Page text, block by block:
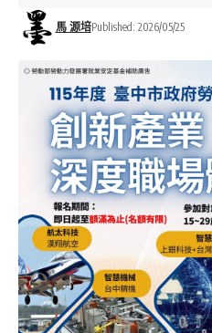
馬 源培Published: 2026/05/25